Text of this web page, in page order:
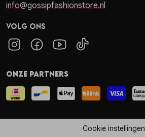
info@gossipfashionstore.nl
Volg ons
Onze partners
Cookie instellingen